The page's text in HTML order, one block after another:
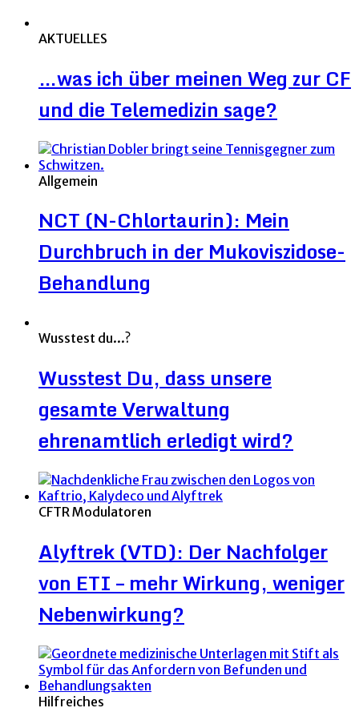
AKTUELLES
…was ich über meinen Weg zur CF
und die Telemedizin sage?
Allgemein
NCT (N-Chlortaurin): Mein
Durchbruch in der Mukoviszidose-
Behandlung
Wusstest du...?
Wusstest Du, dass unsere
gesamte Verwaltung
ehrenamtlich erledigt wird?
CFTR Modulatoren
Alyftrek (VTD): Der Nachfolger
von ETI – mehr Wirkung, weniger
Nebenwirkung?
Hilfreiches